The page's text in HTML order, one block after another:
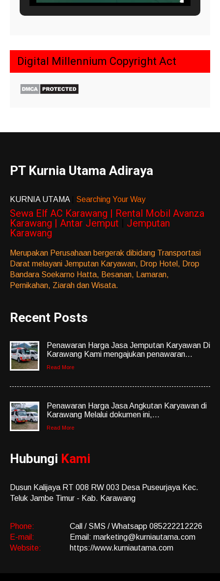
Digital Millennium Copyright Act
PT Kurnia Utama Adiraya
KURNIA UTAMA Searching Your Way
Sewa Elf AC Karawang | Rental Mobil Avanza
Karawang | Antar Jemput
Jemputan
Karawang
Merupakan Perusahaan bergerak dibidang Transportasi
Darat melayani Jemputan Karyawan, Drop Hotel, Drop
Bandara Soekarno Hatta, Besanan, Lamaran,
Pernikahan, Ziarah dan Wisata.
Recent Posts
Penawaran Harga Jasa Jemputan Karyawan Di
Karawang Kami mengajukan penawaran...
Read More
Penawaran Harga Jasa Angkutan Karyawan di
Karawang Melalui dokumen ini,...
Read More
Hubungi Kami
Dusun Kalijaya RT 008 RW 003 Desa Puseurjaya Kec.
Teluk Jambe Timur - Kab. Karawang
Phone:
Call / SMS / Whatsapp 085222212226
E-mail:
Email: marketing@kurniautama.com
Website:
https://www.kurniautama.com